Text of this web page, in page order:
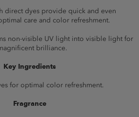
direct dyes provide quick and even
care and color refreshment.
non-visible UV light into visible light for
brilliance.
Key Ingredients
for optimal color refreshment.
Fragrance